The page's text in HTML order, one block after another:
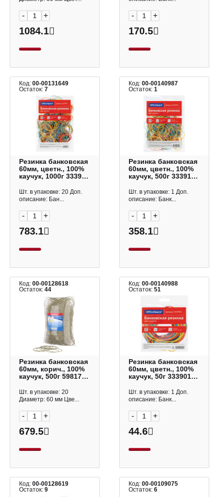
- +
1084.1
- +
170.5
Код: 00-00131649
Остаток: 7
Резинка банковская
60мм, цветн., 100%
каучук, 1000г 333907
Шт. в упаковке: 20 Доп.
описание: Бан...
- +
783.1
Код:00-00140987
Остаток:1
Резинка банковская
60мм, цветн., 100%
каучук, 500г 333910
Шт. в упаковке: 1 Доп.
описание: Банк...
- +
358.1
Код: 00-00128618
Остаток: 44
Резинка банковская
60мм, корич., 100%
каучук, 500г 59817
Шт. в упаковке: 20
Диаметр: 60 мм Цве...
- +
679.5
Код:00-00140988
Остаток:51
Резинка банковская
60мм, цветн., 100%
каучук, 50г 333901
Шт. в упаковке: 1 Доп.
описание: Банк...
- +
44.6
Код: 00-00128619
Остаток: 9
Код:00-00109075
Остаток:6